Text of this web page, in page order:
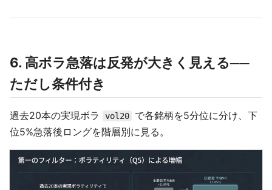
6. 高ボラ急落は反発が大きく見える──
ただし条件付き
過去20本の実現ボラ vol20
で各銘柄を5分位に分け、下
位5%急落後ロングを階層別に見る。